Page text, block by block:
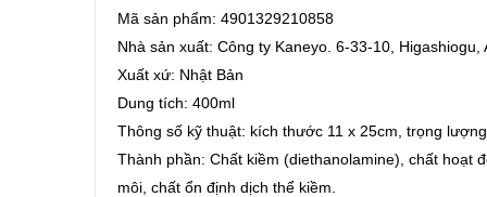
Mã sản phẩm: 4901329210858
Nhà sản xuất: Công ty Kaneyo. 6-33-10, Higashiogu,
Xuất xứ: Nhật Bản
Dung tích: 400ml
Thông số kỹ thuật: kích thước 11 x 25cm, trọng
Thành phần: Chất kiềm (diethanolamine), chất hoạt
môi, chất ổn định dịch thể kiềm.